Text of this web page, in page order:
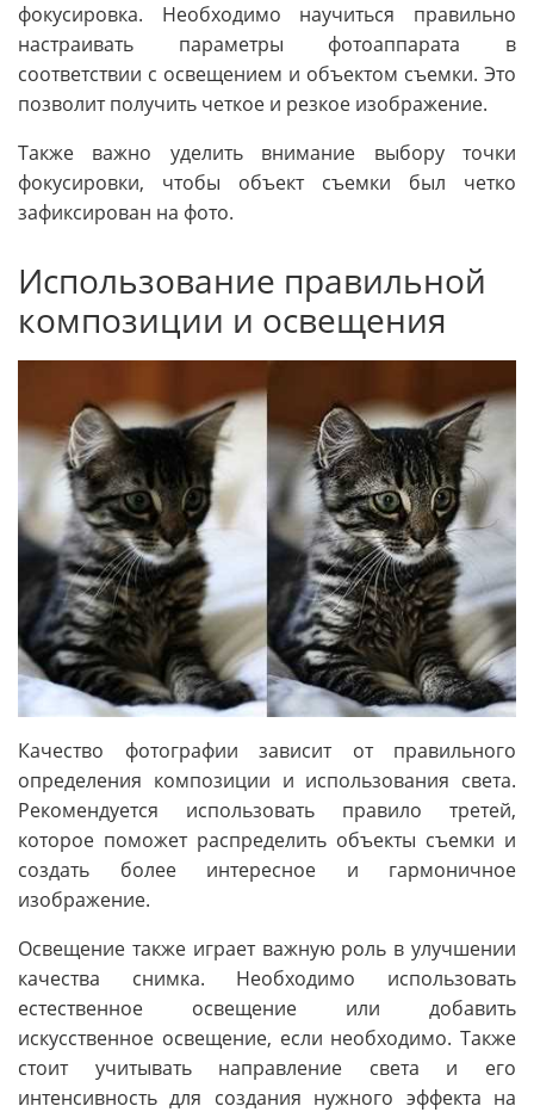
фокусировка. Необходимо научиться правильно
настраивать параметры фотоаппарата в
соответствии с освещением и объектом съемки. Это
позволит получить четкое и резкое изображение.
Также важно уделить внимание выбору точки
фокусировки, чтобы объект съемки был четко
зафиксирован на фото.
Использование правильной
композиции и освещения
Качество фотографии зависит от правильного
определения композиции и использования света.
Рекомендуется использовать правило третей,
которое поможет распределить объекты съемки и
создать более интересное и гармоничное
изображение.
Освещение также играет важную роль в улучшении
качества снимка. Необходимо использовать
естественное освещение или добавить
искусственное освещение, если необходимо. Также
стоит учитывать направление света и его
интенсивность для создания нужного эффекта на